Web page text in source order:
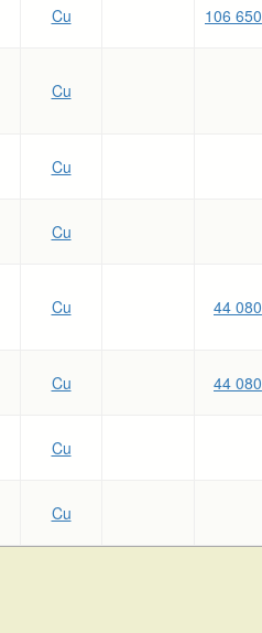
Cu 106 650
Cu
Cu
Cu
Cu 44 080
Cu 44 080
Cu
Cu